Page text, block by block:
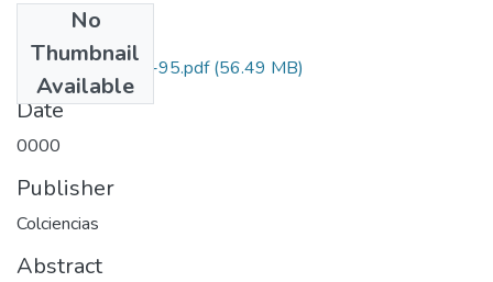
No
Thumbnail
Available
1106-13-273-95.pdf(56.49 MB)
Date
0000
Publisher
Colciencias
Abstract